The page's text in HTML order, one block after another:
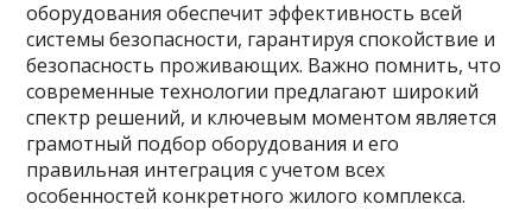
оборудования обеспечит эффективность всей
системы безопасности, гарантируя спокойствие и
безопасность проживающих. Важно помнить, что
современные технологии предлагают широкий
спектр решений, и ключевым моментом является
грамотный подбор оборудования и его
правильная интеграция с учетом всех
особенностей конкретного жилого комплекса.